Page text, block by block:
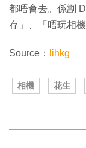
都唔會去。係劏
存」、「唔玩相
Source： lihkg
相機 花生